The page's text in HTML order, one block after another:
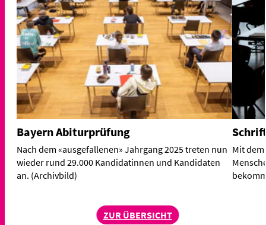
Bayern Abiturprüfung
Nach dem «ausgefallenen» Jahrgang 2025 treten nun
wieder rund 29.000 Kandidatinnen und Kandidaten
an. (Archivbild)
Mit
ZUR ÜBERSICHT